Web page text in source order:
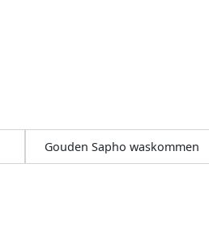
Gouden Sapho waskommen